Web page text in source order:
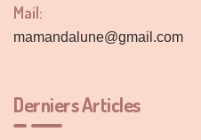
Mail:
mamandalune@gmail.com
Derniers Articles